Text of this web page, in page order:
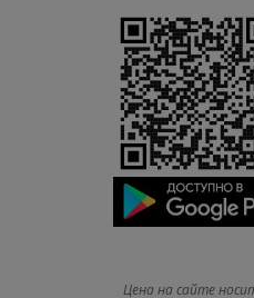
Цена на сайте